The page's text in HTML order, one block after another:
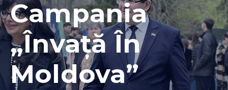
evenimente
Transparență
decizională
Comisii
raionale
Campania
„Învață În
Moldova”